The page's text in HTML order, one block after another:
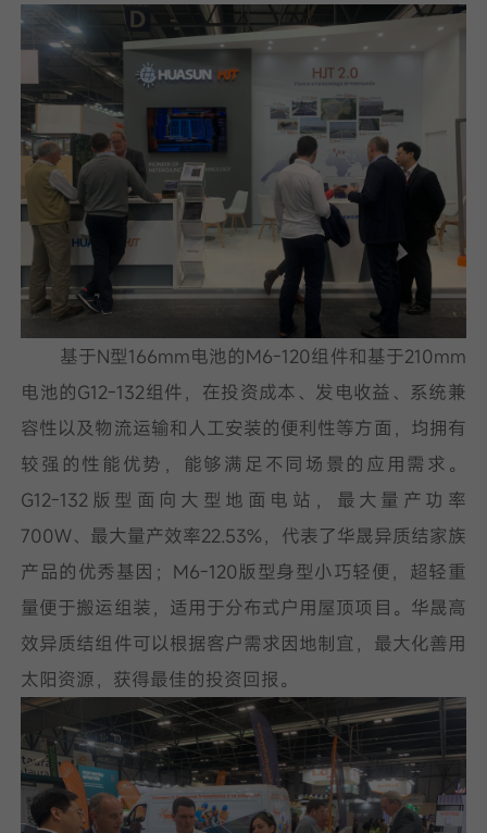
基于N型166mm电池的M6-120组件和基于210mm
电池的G12-132组件，在投资成本、发电收益、系统兼
容性以及物流运输和人工安装的便利性等方面，均拥有
较强的性能优势，能够满足不同场景的应用需求。
G12-132版型面向大型地面电站，最大量产功率
700W、最大量产效率22.53%，代表了华晟异质结家族
产品的优秀基因；M6-120版型身型小巧轻便，超轻重
量便于搬运组装，适用于分布式户用屋顶项目。华晟高
效异质结组件可以根据客户需求因地制宜，最大化善用
太阳资源，获得最佳的投资回报。